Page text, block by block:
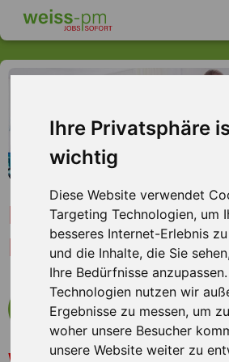
Ihre Privatsphäre
wichtig
Diese Website verwendet
Targeting Technologien, um
besseres Internet-Erlebnis
und die Inhalte, die Sie
Ihre Bedürfnisse
Technologien nutzen wir
Ergebnisse zu messen, um
woher unsere Besucher
unsere Website weiter zu
Reinigungskraft
Langenselbold
mehr Infos zum
Sie sorgen gerne für Sauberkeit